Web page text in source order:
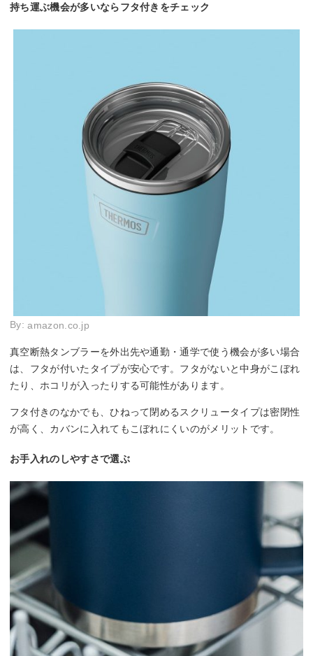
持ち運ぶ機会が多いならフタ付きをチェック
By:amazon.co.jp
真空断熱タンブラーを外出先や通勤・通学で使う機会が多い場合
は、フタが付いたタイプが安心です。フタがないと中身がこぼれ
たり、ホコリが入ったりする可能性があります。
フタ付きのなかでも、ひねって閉めるスクリュータイプは密閉性
が高く、カバンに入れてもこぼれにくいのがメリットです。
お手入れのしやすさで選ぶ